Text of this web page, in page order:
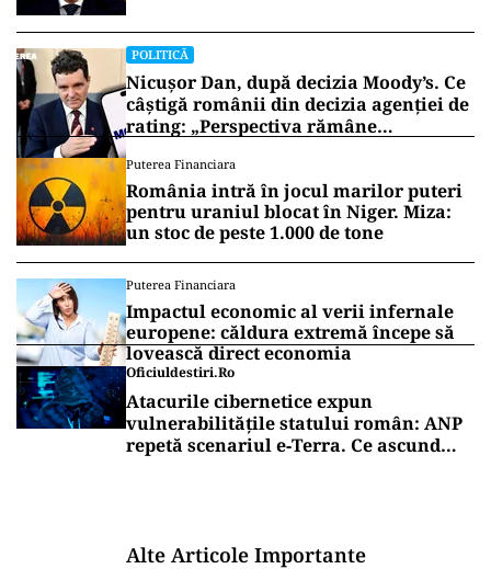
POLITICĂ
Nicușor Dan, după decizia Moody’s. Ce
câștigă românii din decizia agenției de
rating: „Perspectiva rămâne
Puterea Financiara
România intră în jocul marilor puteri
pentru uraniul blocat în Niger. Miza:
un stoc de peste 1.000 de tone
Puterea Financiara
Impactul economic al verii infernale
europene: căldura extremă începe să
lovească direct economia
Oficiuldestiri.ro
Atacurile cibernetice expun
vulnerabilitățile statului român: ANP
repetă scenariul e‑Terra. Ce ascund
Alte Articole Importante